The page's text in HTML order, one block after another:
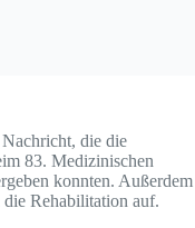
Nachricht, die die
83. Medizini­schen
konn­ten. Außerdem
Rehabilitation auf.